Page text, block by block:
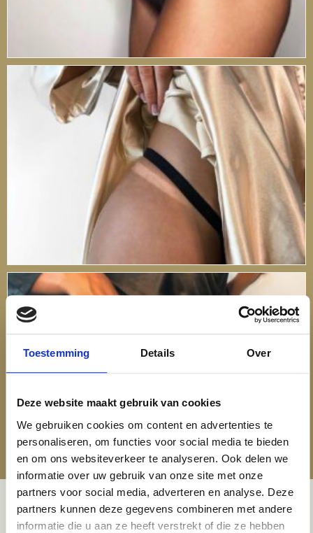
Toestemming Details Over
Deze website maakt gebruik van cookies
We gebruiken cookies om content en advertenties te
personaliseren, om functies voor social media te bieden
en om ons websiteverkeer te analyseren. Ook delen we
informatie over uw gebruik van onze site met onze
partners voor social media, adverteren en analyse. Deze
partners kunnen deze gegevens combineren met andere
informatie die u aan ze heeft verstrekt of die ze hebben